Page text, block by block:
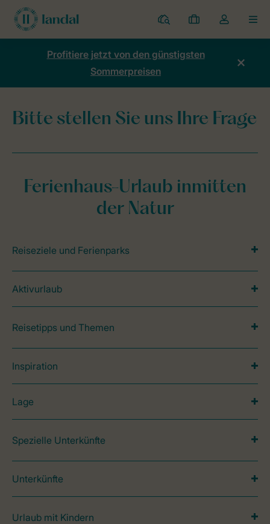
Ferienparks
Meine
Buchungen
Dropdown-
Menü
Kontos
Profitiere jetzt von den günstigsten
Sommerpreisen
Home Fragen und Kontakt Fragen Sie uns Fragen Sie uns
Bitte stellen Sie uns Ihre Frage
Ferienhaus-Urlaub inmitten
der Natur
Reiseziele und Ferienparks
Aktivurlaub
Reisetipps und Themen
Inspiration
Lage
Spezielle Unterkünfte
Unterkünfte
Urlaub mit Kindern